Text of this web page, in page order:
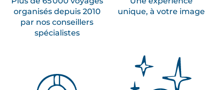
organisés depuis 2010
par nos conseillers
spécialistes
unique, à votre image